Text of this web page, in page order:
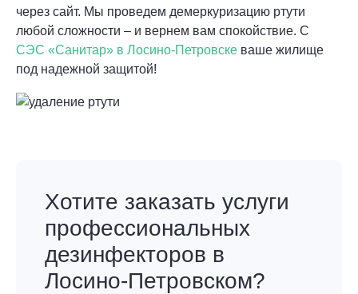
через сайт. Мы проведем демеркуризацию ртути
любой сложности – и вернем вам спокойствие. С
СЭС «Санитар» в Лосино-Петровске ваше жилище
под надежной защитой!
Хотите заказать услуги
профессиональных
дезинфекторов в
Лосино-Петровском?